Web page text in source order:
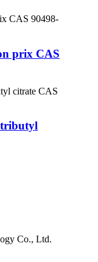
prix CAS
Co., Ltd.